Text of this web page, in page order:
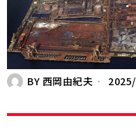
BY 西岡由紀夫